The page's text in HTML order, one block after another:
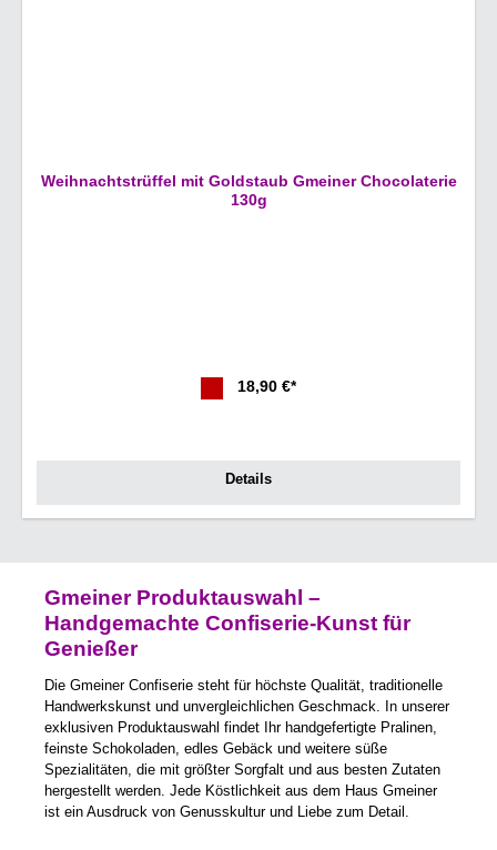
Weihnachtstrüffel mit Goldstaub Gmeiner Chocolaterie
130g
18,90 €*
Details
Gmeiner Produktauswahl –
Handgemachte Confiserie-Kunst für
Genießer
Die Gmeiner Confiserie steht für höchste Qualität, traditionelle
Handwerkskunst und unvergleichlichen Geschmack. In unserer
exklusiven Produktauswahl findet Ihr handgefertigte Pralinen,
feinste Schokoladen, edles Gebäck und weitere süße
Spezialitäten, die mit größter Sorgfalt und aus besten Zutaten
hergestellt werden. Jede Köstlichkeit aus dem Haus Gmeiner
ist ein Ausdruck von Genusskultur und Liebe zum Detail.